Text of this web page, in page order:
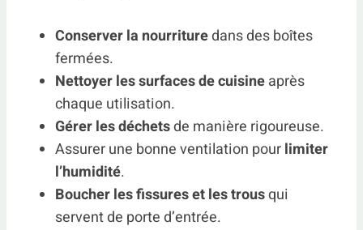
Conserver la nourrituredans des boîtes
fermées.
Nettoyer les surfaces de cuisineaprès
chaque utilisation.
Gérer les déchetsde manière rigoureuse.
Assurer une bonne ventilation pourlimiter
l’humidité.
Boucher les fissures et les trousqui
servent de porte d’entrée.